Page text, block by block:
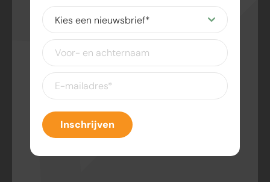
Kies
een
nieuwsbrief(Vereist)
Voor-
en
achternaam
E-
mailadres(Vereist)
Inschrijven